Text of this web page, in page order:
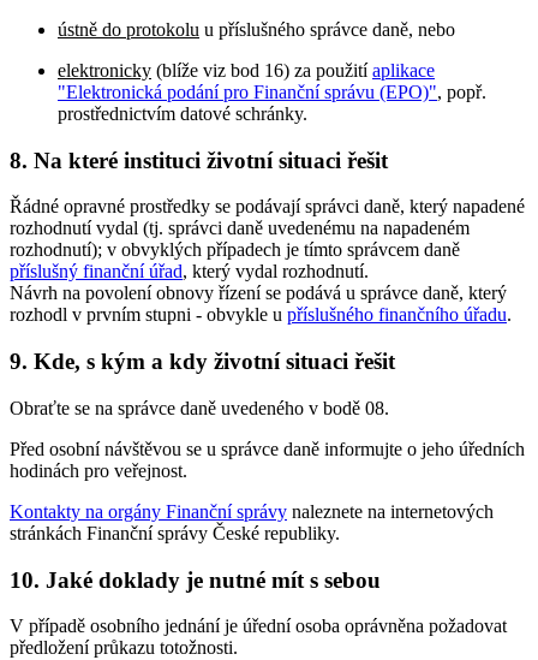
ústně do protokolu u příslušného správce daně, nebo
elektronicky (blíže viz bod 16) za použitíaplikace
"Elektronická podání pro Finanční správu (EPO)", popř.
prostřednictvím datové schránky.
8. Na které instituci životní situaci řešit
Řádné opravné prostředky se podávají správci daně, který napadené
rozhodnutí vydal (tj. správci daně uvedenému na napadeném
rozhodnutí); v obvyklých případech je tímto správcem daně
příslušný finanční úřad, který vydal rozhodnutí.
Návrh na povolení obnovy řízení se podává u správce daně, který
rozhodl v prvním stupni - obvykle u příslušného finančního úřadu.
9. Kde, s kým a kdy životní situaci řešit
Obraťte se na správce daně uvedeného v bodě 08.
Před osobní návštěvou se u správce daně informujte o jeho úředních
hodinách pro veřejnost.
Kontakty na orgány Finanční správy naleznete na internetových
stránkách Finanční správy České republiky.
10. Jaké doklady je nutné mít s sebou
V případě osobního jednání je úřední osoba oprávněna požadovat
předložení průkazu totožnosti.